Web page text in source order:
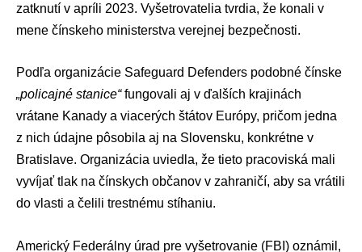
zatknutí v apríli 2023. Vyšetrovatelia tvrdia, že konali v
mene čínskeho ministerstva verejnej bezpečnosti.
Podľa organizácie Safeguard Defenders podobné čínske
„policajné stanice“fungovali aj v ďalších krajinách
vrátane Kanady a viacerých štátov Európy, pričom jedna
z nich údajne pôsobila aj na Slovensku, konkrétne v
Bratislave. Organizácia uviedla, že tieto pracoviská mali
vyvíjať tlak na čínskych občanov v zahraničí, aby sa vrátili
do vlasti a čelili trestnému stíhaniu.
Americký Federálny úrad pre vyšetrovanie (FBI) oznámil,